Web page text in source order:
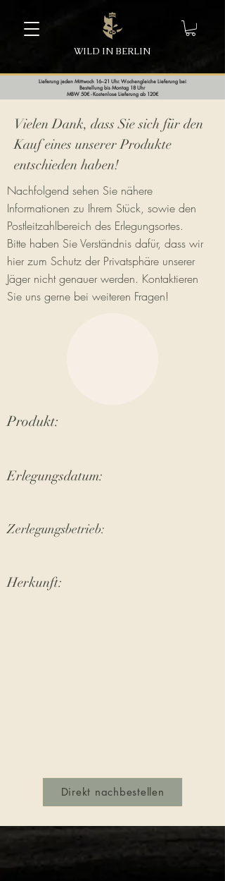
WILD IN BERLIN
Lieferung jeden Mittwoch 16–21 Uhr. Wochengleiche Lieferung bei
Bestellung bis Montag 18 Uhr
MBW 50€ - Kostenlose Lieferung ab 120€
Vielen Dank, dass Sie sich für den
Kauf eines unserer Produkte
entschieden haben!
Nachfolgend sehen Sie nähere
Informationen zu Ihrem Stück, sowie den
Postleitzahlbereich des Erlegungsortes.
Bitte haben Sie Verständnis dafür, dass wir
hier zum Schutz der Privatsphäre unserer
Jäger nicht genauer werden. Kontaktieren
Sie uns gerne bei weiteren Fragen!
Produkt:
Erlegungsdatum:
Zerlegungsbetrieb:
Herkunft:
Direkt nachbestellen